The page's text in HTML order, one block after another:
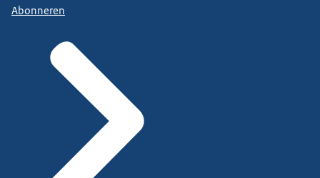
Abonneren